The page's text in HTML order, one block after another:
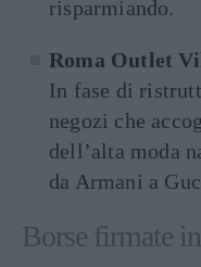
risparmiando.
Roma Outlet
In fase di
negozi che
dell’alta moda
da Armani a
Borse firmate